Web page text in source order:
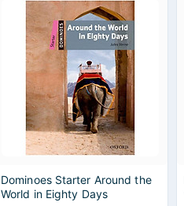
Dominoes Starter Around the
World in Eighty Days